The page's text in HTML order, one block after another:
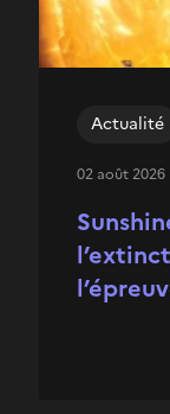
Actualité
02 août 2026